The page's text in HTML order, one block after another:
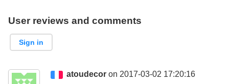
User reviews and comments
Sign in
atoudecor on 2017-03-02 17:20:16